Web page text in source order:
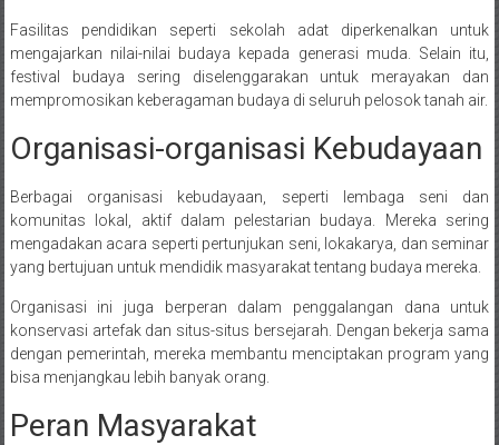
Fasilitas pendidikan seperti sekolah adat diperkenalkan untuk
mengajarkan nilai-nilai budaya kepada generasi muda. Selain itu,
festival budaya sering diselenggarakan untuk merayakan dan
mempromosikan keberagaman budaya di seluruh pelosok tanah air.
Organisasi-organisasi Kebudayaan
Berbagai organisasi kebudayaan, seperti lembaga seni dan
komunitas lokal, aktif dalam pelestarian budaya. Mereka sering
mengadakan acara seperti pertunjukan seni, lokakarya, dan seminar
yang bertujuan untuk mendidik masyarakat tentang budaya mereka.
Organisasi ini juga berperan dalam penggalangan dana untuk
konservasi artefak dan situs-situs bersejarah. Dengan bekerja sama
dengan pemerintah, mereka membantu menciptakan program yang
bisa menjangkau lebih banyak orang.
Peran Masyarakat